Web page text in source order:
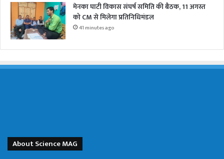
मेनका घाटी विकास संघर्ष समिति की बैठक, 11 अगस्त
को CM से मिलेगा प्रतिनिधिमंडल
41 minutes ago
About Science MAG